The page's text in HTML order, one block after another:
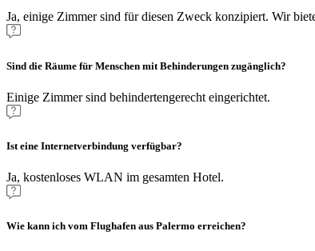
Ja, einige Zimmer sind für diesen Zweck konzipiert. Wir
Sind die Räume für Menschen mit Behinderungen zugänglich?
Einige Zimmer sind behindertengerecht eingerichtet.
Ist eine Internetverbindung verfügbar?
Ja, kostenloses WLAN im gesamten Hotel.
Wie kann ich vom Flughafen aus Palermo erreichen?